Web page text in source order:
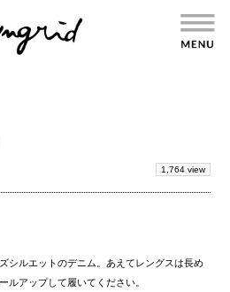
1,764 view
シルエットのデニム。あえてレングスは長め
ルアップして履いてください。